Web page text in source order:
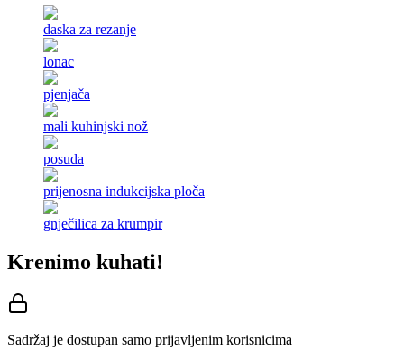
daska za rezanje
lonac
pjenjača
mali kuhinjski nož
posuda
prijenosna indukcijska ploča
gnječilica za krumpir
Krenimo kuhati!
Sadržaj je dostupan samo prijavljenim korisnicima